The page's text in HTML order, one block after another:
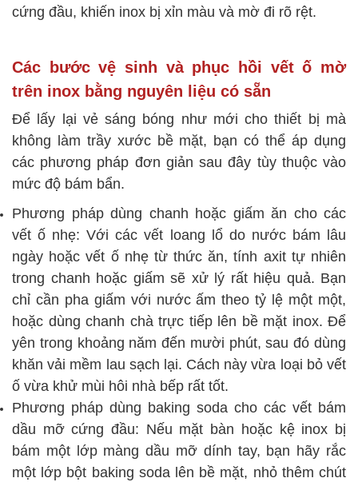
cứng đầu, khiến inox bị xỉn màu và mờ đi rõ rệt.
Các bước vệ sinh và phục hồi vết ố mờ
trên inox bằng nguyên liệu có sẵn
Để lấy lại vẻ sáng bóng như mới cho thiết bị mà
không làm trầy xước bề mặt, bạn có thể áp dụng
các phương pháp đơn giản sau đây tùy thuộc vào
mức độ bám bẩn.
Phương pháp dùng chanh hoặc giấm ăn cho các
vết ố nhẹ: Với các vết loang lổ do nước bám lâu
ngày hoặc vết ố nhẹ từ thức ăn, tính axit tự nhiên
trong chanh hoặc giấm sẽ xử lý rất hiệu quả. Bạn
chỉ cần pha giấm với nước ấm theo tỷ lệ một một,
hoặc dùng chanh chà trực tiếp lên bề mặt inox. Để
yên trong khoảng năm đến mười phút, sau đó dùng
khăn vải mềm lau sạch lại. Cách này vừa loại bỏ vết
ố vừa khử mùi hôi nhà bếp rất tốt.
Phương pháp dùng baking soda cho các vết bám
dầu mỡ cứng đầu: Nếu mặt bàn hoặc kệ inox bị
bám một lớp màng dầu mỡ dính tay, bạn hãy rắc
một lớp bột baking soda lên bề mặt, nhỏ thêm chút